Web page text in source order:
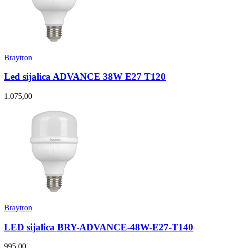
Braytron
Led sijalica ADVANCE 38W E27 T120
1.075,00
Braytron
LED sijalica BRY-ADVANCE-48W-E27-T140